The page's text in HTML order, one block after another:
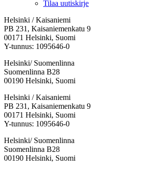
Tilaa uutiskirje
Helsinki / Kaisaniemi
PB 231, Kaisaniemenkatu 9
00171 Helsinki, Suomi
Y-tunnus: 1095646-0
Helsinki/ Suomenlinna
Suomenlinna B28
00190 Helsinki, Suomi
Facebook:
Avataan
uuteen
välilehteen
Instagram:
Avataan
uuteen
välilehteen
TikTok:
Avataan
uuteen
välilehteen
Youtube:
Avataan
uuteen
välilehteen
Vimeo:
Avataan
uuteen
välilehteen
Helsinki / Kaisaniemi
PB 231, Kaisaniemenkatu 9
00171 Helsinki, Suomi
Y-tunnus: 1095646-0
Helsinki/ Suomenlinna
Suomenlinna B28
00190 Helsinki, Suomi